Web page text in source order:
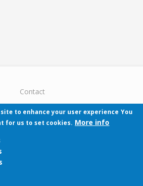
Contact
| Kancellária |
Igazgatóság 2019.
to enhance your user experience You
for us to set cookies. More info